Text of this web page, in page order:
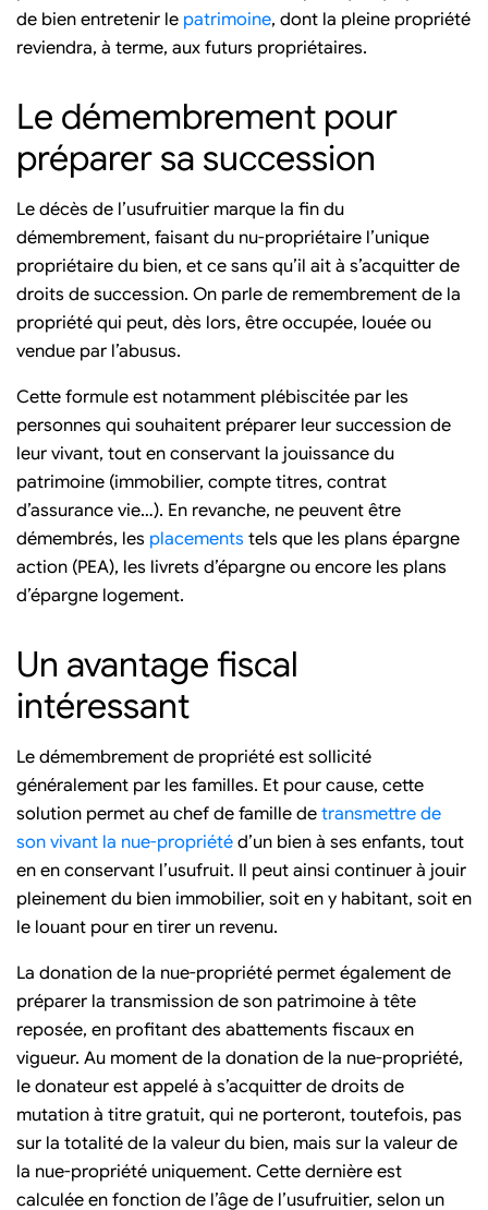
de bien entretenir le patrimoine, dont la pleine propriété
reviendra, à terme, aux futurs propriétaires.
Le démembrement pour
préparer sa succession
Le décès de l’usufruitier marque la fin du
démembrement, faisant du nu-propriétaire l’unique
propriétaire du bien, et ce sans qu’il ait à s’acquitter de
droits de succession. On parle de remembrement de la
propriété qui peut, dès lors, être occupée, louée ou
vendue par l’abusus.
Cette formule est notamment plébiscitée par les
personnes qui souhaitent préparer leur succession de
leur vivant, tout en conservant la jouissance du
patrimoine (immobilier, compte titres, contrat
d’assurance vie…). En revanche, ne peuvent être
démembrés, les placements tels que les plans épargne
action (PEA), les livrets d’épargne ou encore les plans
d’épargne logement.
Un avantage fiscal
intéressant
Le démembrement de propriété est sollicité
généralement par les familles. Et pour cause, cette
solution permet au chef de famille de transmettre de
son vivant la nue-propriété d’un bien à ses enfants, tout
en en conservant l’usufruit. Il peut ainsi continuer à jouir
pleinement du bien immobilier, soit en y habitant, soit en
le louant pour en tirer un revenu.
La donation de la nue-propriété permet également de
préparer la transmission de son patrimoine à tête
reposée, en profitant des abattements fiscaux en
vigueur. Au moment de la donation de la nue-propriété,
le donateur est appelé à s’acquitter de droits de
mutation à titre gratuit, qui ne porteront, toutefois, pas
sur la totalité de la valeur du bien, mais sur la valeur de
la nue-propriété uniquement. Cette dernière est
calculée en fonction de l’âge de l’usufruitier, selon un